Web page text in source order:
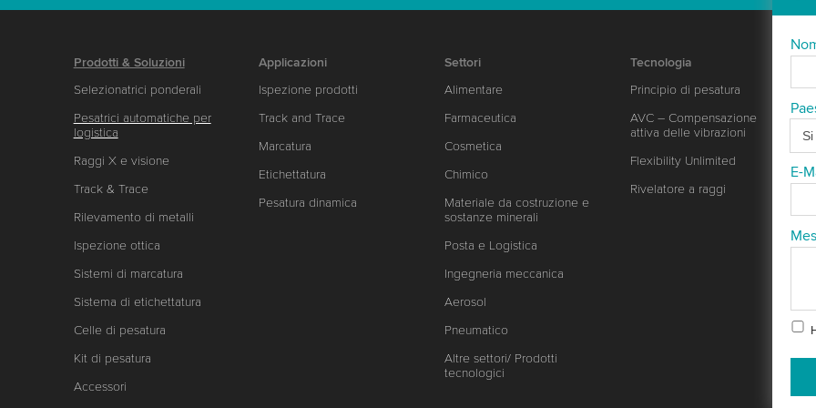
E-
Prodotti & Soluzioni
Selezionatrici ponderali
Pesatrici automatiche per
logistica
Raggi X e visione
Track & Trace
Rilevamento di metalli
Ispezione ottica
Sistemi di marcatura
Sistema di etichettatura
Celle di pesatura
Kit di pesatura
Accessori
Applicazioni
Ispezione prodotti
Track and Trace
Marcatura
Etichettatura
Pesatura dinamica
Settori
Alimentare
Farmaceutica
Cosmetica
Chimico
Materiale da costruzione e
sostanze minerali
Posta e Logistica
Ingegneria meccanica
Aerosol
Pneumatico
Altre settori/ Prodotti
tecnologici
Tecnologia
Principio di pesatura
AVC – Compensazione
attiva delle vibrazioni
Flexibility Unlimited
Rivelatore a raggi